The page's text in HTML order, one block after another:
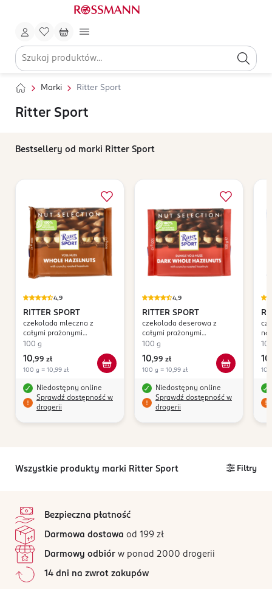
Marki Ritter Sport
Ritter Sport
Bestsellery od marki Ritter Sport
4,9
RITTER SPORT
czekolada mleczna z
całymi prażonymi
Orzechami Laskowymi
100 g
10,99 zł
100 g = 10,99 zł
Niedostępny online
Sprawdź dostępność w
drogerii
4,9
RITTER SPORT
czekolada deserowa z
całymi prażonymi
Orzechami Laskowymi
100 g
10,99 zł
100 g = 10,99 zł
Niedostępny online
Sprawdź dostępność w
drogerii
10
Wszystkie produkty marki Ritter Sport Filtry
Bezpieczna płatność
Darmowa dostawa od 199 zł
Darmowy odbiór w ponad 2000 drogerii
14 dni na zwrot zakupów